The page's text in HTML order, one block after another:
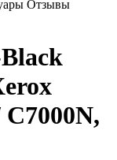
Отзывы